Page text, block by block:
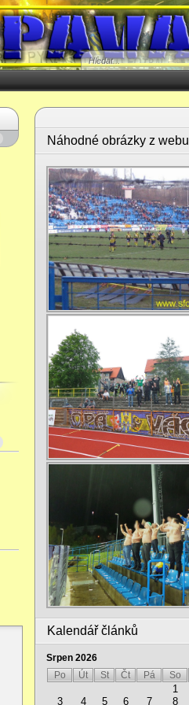
Náhodné obrázky z webu
Kalendář článků
Srpen 2026
Po
Út St Čt Pá So
1
3
4 5 6 7 8